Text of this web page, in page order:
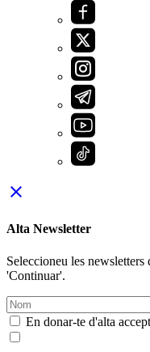
close
Alta Newsletter
Seleccioneu les newsletters
'Continuar'.
En donar-te d'alta